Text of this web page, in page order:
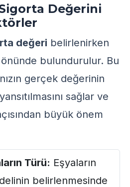
Sigorta Değerini
değeri belirlenirken
bulundurulur. Bu
gerçek değerinin
sağlar ve
büyük önem
Türü: Eşyaların
belirlenmesinde